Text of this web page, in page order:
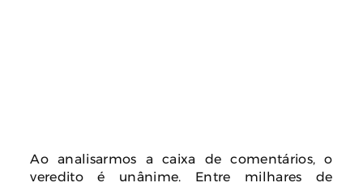
Ao analisarmos a caixa de comentários, o
veredito é unânime. Entre milhares de